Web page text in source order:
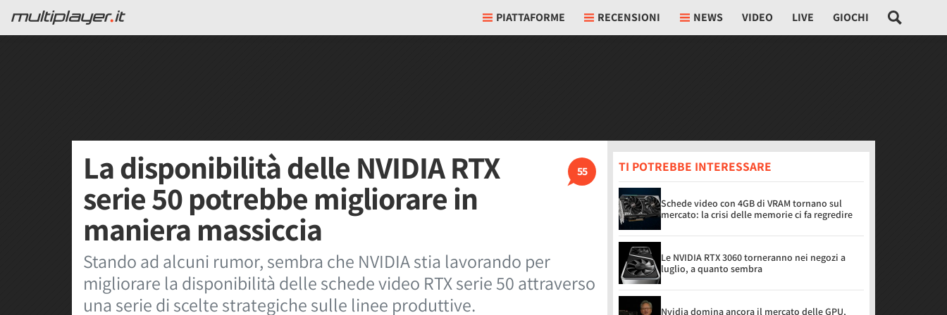
PIATTAFORME RECENSIONI NEWS VIDEO LIVE GIOCHI
55
La disponibilità delle NVIDIA RTX
serie 50 potrebbe migliorare in
maniera massiccia
Stando ad alcuni rumor, sembra che NVIDIA stia lavorando per
migliorare la disponibilità delle schede video RTX serie 50 attraverso
una serie di scelte strategiche sulle linee produttive.
TI POTREBBE INTERESSARE
Schede video con 4GB di VRAM tornano sul
mercato: la crisi delle memorie ci fa regredire
Le NVIDIA RTX 3060 torneranno nei negozi a
luglio, a quanto sembra
Nvidia domina ancora il mercato delle GPU,